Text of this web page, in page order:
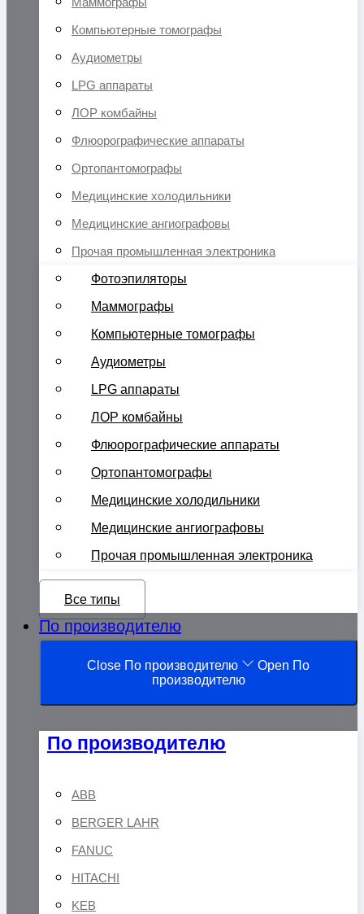
Компьютерные томографы
Аудиометры
LPG аппараты
ЛОР комбайны
Флюорографические аппараты
Ортопантомографы
Медицинские холодильники
Медицинские ангиографовы
Прочая промышленная электроника
Фотоэпиляторы
Маммографы
Компьютерные томографы
Аудиометры
LPG аппараты
ЛОР комбайны
Флюорографические аппараты
Ортопантомографы
Медицинские холодильники
Медицинские ангиографовы
Прочая промышленная электроника
Все типы
По производителю
Close По производителю
Open По
производителю
По производителю
ABB
BERGER LAHR
FANUC
HITACHI
KEB